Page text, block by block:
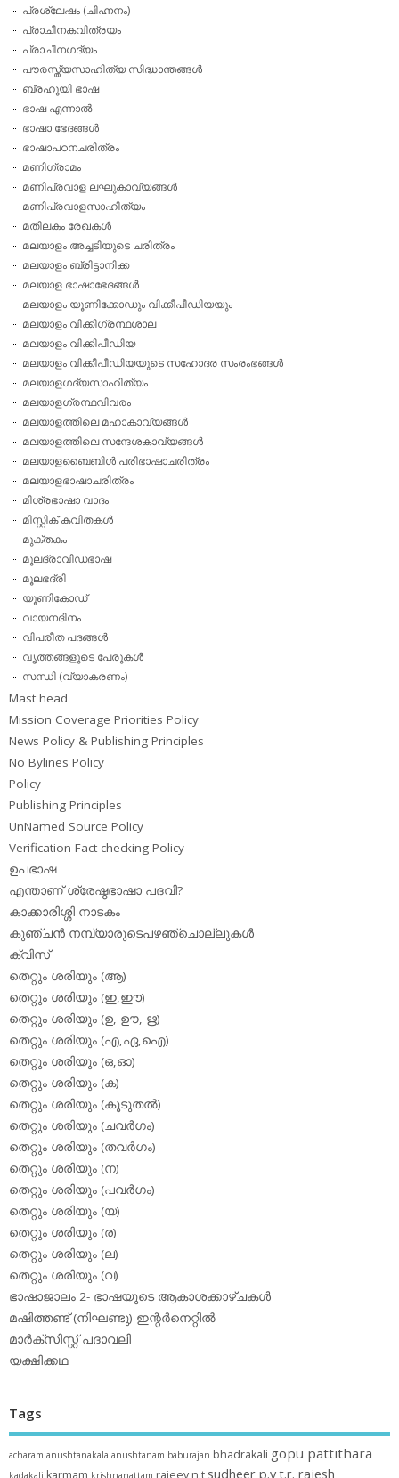
പ്രശ്ലേഷം (ചിഹ്നനം)
പ്രാചീനകവിത്രയം
പ്രാചീനഗദ്യം
പൗരസ്ത്യസാഹിത്യ സിദ്ധാന്തങ്ങള്‍
ബ്രഹൂയി ഭാഷ
ഭാഷ എന്നാല്‍
ഭാഷാ ഭേദങ്ങള്‍
ഭാഷാപഠനചരിത്രം
മണിഗ്രാമം
മണിപ്രവാള ലഘുകാവ്യങ്ങള്‍
മണിപ്രവാളസാഹിത്യം
മതിലകം രേഖകള്‍
മലയാളം അച്ചടിയുടെ ചരിത്രം
മലയാളം ബ്രിട്ടാനിക്ക
മലയാള ഭാഷാഭേദങ്ങള്‍
മലയാളം യൂണിക്കോഡും വിക്കീപീഡിയയും
മലയാളം വിക്കിഗ്രന്ഥശാല
മലയാളം വിക്കിപീഡിയ
മലയാളം വിക്കീപീഡിയയുടെ സഹോദര സംരംഭങ്ങള്‍
മലയാളഗദ്യസാഹിത്യം
മലയാളഗ്രന്ഥവിവരം
മലയാളത്തിലെ മഹാകാവ്യങ്ങള്‍
മലയാളത്തിലെ സന്ദേശകാവ്യങ്ങള്‍
മലയാളബൈബിള്‍ പരിഭാഷാചരിത്രം
മലയാളഭാഷാചരിത്രം
മിശ്രഭാഷാ വാദം
മിസ്റ്റിക് കവിതകള്‍
മുക്തകം
മൂലദ്രാവിഡഭാഷ
മൂലഭദ്രി
യൂണികോഡ്
വായനദിനം
വിപരീത പദങ്ങള്‍
വൃത്തങ്ങളുടെ പേരുകള്‍
സന്ധി (വ്യാകരണം)
Mast head
Mission Coverage Priorities Policy
News Policy & Publishing Principles
No Bylines Policy
Policy
Publishing Principles
UnNamed Source Policy
Verification Fact-checking Policy
ഉപഭാഷ
എന്താണ് ശ്രേഷ്ഠഭാഷാ പദവി?
കാക്കാരിശ്ശി നാടകം
കുഞ്ചന്‍ നമ്പ്യാരുടെപഴഞ്ചൊല്ലുകള്‍
ക്വിസ്
തെറ്റും ശരിയും (ആ)
തെറ്റും ശരിയും (ഇ,ഈ)
തെറ്റും ശരിയും (ഉ, ഊ, ഋ)
തെറ്റും ശരിയും (എ,ഏ,ഐ)
തെറ്റും ശരിയും (ഒ,ഓ)
തെറ്റും ശരിയും (ക)
തെറ്റും ശരിയും (കൂടുതല്‍)
തെറ്റും ശരിയും (ചവര്‍ഗം)
തെറ്റും ശരിയും (തവര്‍ഗം)
തെറ്റും ശരിയും (ന)
തെറ്റും ശരിയും (പവര്‍ഗം)
തെറ്റും ശരിയും (യ)
തെറ്റും ശരിയും (ര)
തെറ്റും ശരിയും (ല)
തെറ്റും ശരിയും (വ)
ഭാഷാജാലം 2- ഭാഷയുടെ ആകാശക്കാഴ്ചകള്‍
മഷിത്തണ്ട് (നിഘണ്ടു) ഇന്റര്‍നെറ്റില്‍
മാര്‍ക്‌സിസ്റ്റ് പദാവലി
യക്ഷിക്കഥ
Tags
acharam anushtanakala anushtanam baburajan bhadrakali gopu pattithara
kadakali karmam krishnanattam rajeev n.t sudheer p.yt.r. rajesh